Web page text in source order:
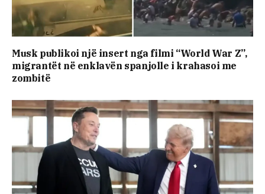
Musk publikoi një insert nga filmi “World War Z”,
migrantët në enklavën spanjolle i krahasoi me
zombitë